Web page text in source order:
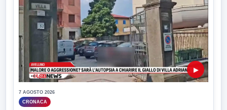
▶
7 AGOSTO 2026
CRONACA